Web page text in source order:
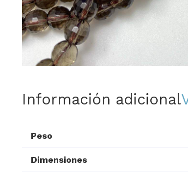
Información adicional
Peso
Dimensiones